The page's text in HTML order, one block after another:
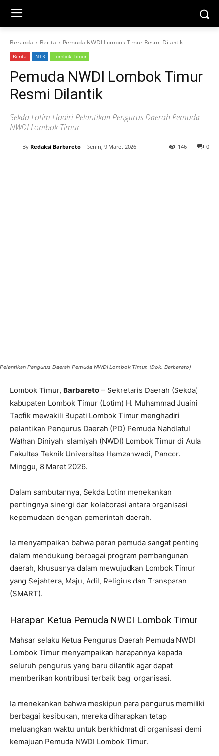
Beranda Berita Pemuda NWDI Lombok Timur Resmi Dilantik
Berita NTB Lombok Timur
Pemuda NWDI Lombok Timur
Resmi Dilantik
Sekda Lotim Hadiri Pelantikan Pengurus Daerah Pemuda
NWDI Lombok Timur
By Redaksi Barbareto Senin, 9 Maret 2026 0
146
Pelantikan Pengurus Daerah Pemuda NWDI Lombok Timur. (Dok. Barbareto)
Lombok Timur, Barbareto – Sekretaris Daerah (Sekda)
kabupaten Lombok Timur (Lotim) H. Muhammad Juaini
Taofik mewakili Bupati Lombok Timur menghadiri
pelantikan Pengurus Daerah (PD) Pemuda Nahdlatul
Wathan Diniyah Islamiyah (NWDI) Lombok Timur di Aula
Fakultas Teknik Universitas Hamzanwadi, Pancor.
Minggu, 8 Maret 2026.
Dalam sambutannya, Sekda Lotim menekankan
pentingnya sinergi dan kolaborasi antara organisasi
kepemudaan dengan pemerintah daerah.
Ia menyampaikan bahwa peran pemuda sangat penting
dalam mendukung berbagai program pembangunan
daerah, khususnya dalam mewujudkan Lombok Timur
yang Sejahtera, Maju, Adil, Religius dan Transparan
(SMART).
Harapan Ketua Pemuda NWDI Lombok Timur
Mahsar selaku Ketua Pengurus Daerah Pemuda NWDI
Lombok Timur menyampaikan harapannya kepada
seluruh pengurus yang baru dilantik agar dapat
memberikan kontribusi terbaik bagi organisasi.
Ia menekankan bahwa meskipun para pengurus memiliki
berbagai kesibukan, mereka diharapkan tetap
meluangkan waktu untuk berkhidmat di organisasi demi
kemajuan Pemuda NWDI Lombok Timur.